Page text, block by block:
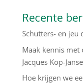
Recente
Schutters- en jeu
Maak kennis
Jacques Kop-
Hoe krijgen we